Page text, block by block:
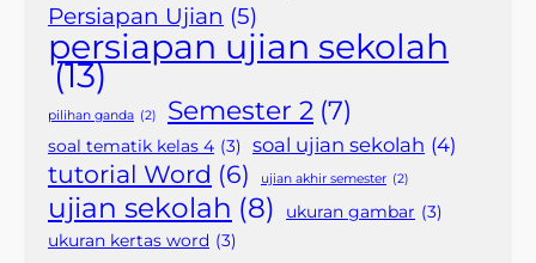
Persiapan Ujian (5)
persiapan ujian sekolah
(13)
pilihan ganda (2) Semester 2 (7)
soal tematik kelas 4 (3) soal ujian sekolah (4)
tutorial Word (6) ujian akhir semester (2)
ujian sekolah (8) ukuran gambar (3)
ukuran kertas word (3)